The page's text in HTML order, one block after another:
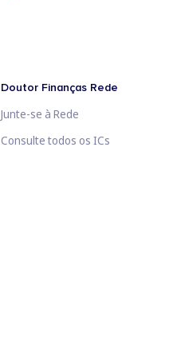
Doutor Finanças Rede
Junte-se à Rede
Consulte todos os ICs